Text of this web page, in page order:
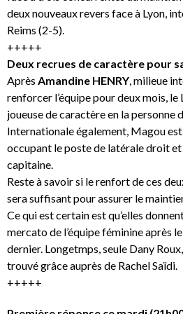
deux nouveaux revers face à Lyon,
Reims (2-5).
+++++
Deux recrues de caractère pour
Après Amandine HENRY , milieue
renforcer l’équipe pour deux mois, le
joueuse de caractère en la personne
Internationale également, Magou est
occupant le poste de latérale droit
capitaine.
Reste à savoir si le renfort de ces
sera suffisant pour assurer le
Ce qui est certain est qu’elles
mercato de l’équipe féminine après
dernier. Longetmps, seule Dany
trouvé grâce auprès de Rachel Saïdi.
+++++